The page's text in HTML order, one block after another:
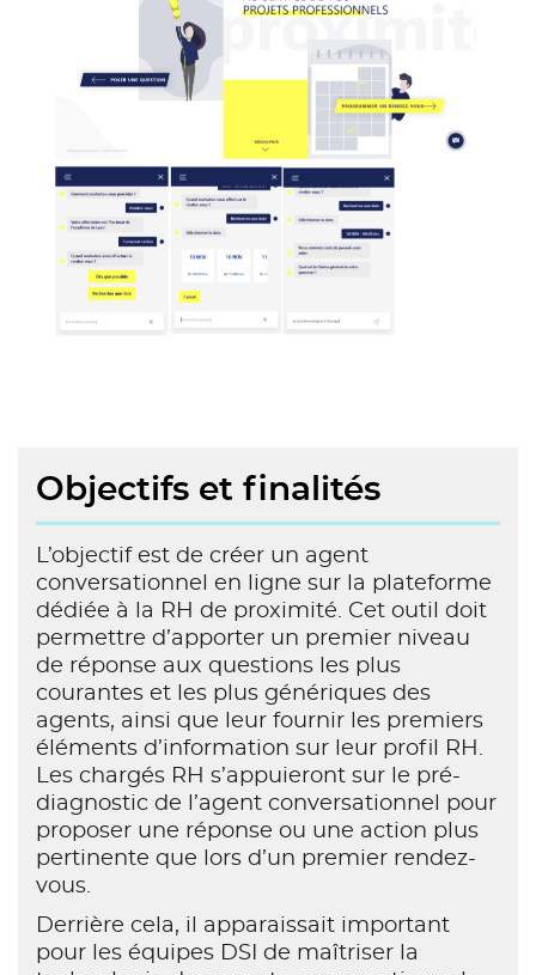
Objectifs et finalités
L’objectif est de créer un agent
conversationnel en ligne sur la plateforme
dédiée à la RH de proximité. Cet outil doit
permettre d’apporter un premier niveau
de réponse aux questions les plus
courantes et les plus génériques des
agents, ainsi que leur fournir les premiers
éléments d’information sur leur profil RH.
Les chargés RH s’appuieront sur le pré-
diagnostic de l’agent conversationnel pour
proposer une réponse ou une action plus
pertinente que lors d’un premier rendez-
vous.
Derrière cela, il apparaissait important
pour les équipes DSI de maîtriser la